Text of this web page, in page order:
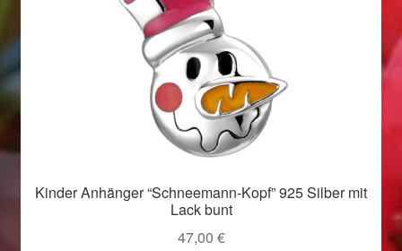
Valentinstag Geschenke
Warenkorb
Weihnachtsangebote 2015
Kinder Anhänger “Schneemann-Kopf” 925 Silber mit
Lack bunt
47,00 €